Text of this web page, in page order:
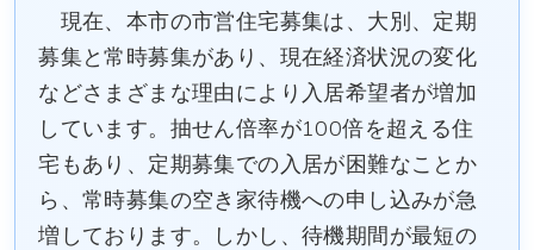
現在、本市の市営住宅募集は、大別、定期
募集と常時募集があり、現在経済状況の変化
などさまざまな理由により入居希望者が増加
しています。抽せん倍率が100倍を超える住
宅もあり、定期募集での入居が困難なことか
ら、常時募集の空き家待機への申し込みが急
増しております。しかし、待機期間が最短の